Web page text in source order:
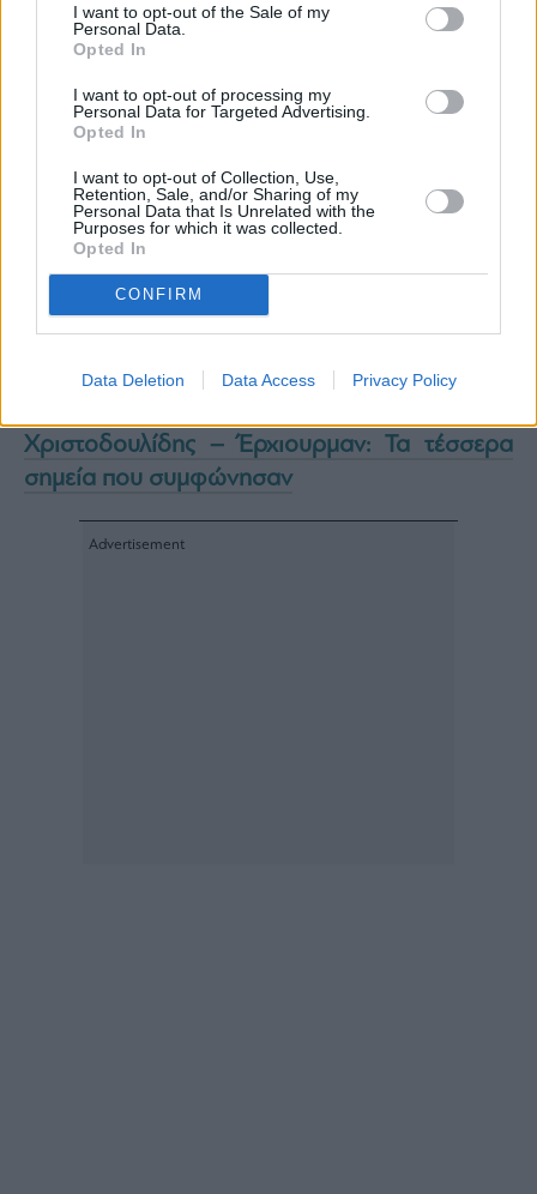
I want to opt-out of the Sale of my
Personal Data.
Opted In
I want to opt-out of processing my
Personal Data for Targeted Advertising.
Opted In
I want to opt-out of Collection, Use,
Retention, Sale, and/or Sharing of my
Personal Data that Is Unrelated with the
Purposes for which it was collected.
Opted In
CONFIRM
Data Deletion Data Access Privacy Policy
WSJ: Προκαταρκτική συμφωνία Apple-Intel
για την κατασκευή τσιπ – Εκτοξεύτηκε 16% η
Ισπανία: Ύποπτο χανταϊού υποβάλλεται σε
Χριστοδουλίδης – Έρχιουρμαν: Τα τέσσερα
σημεία που συμφώνησαν